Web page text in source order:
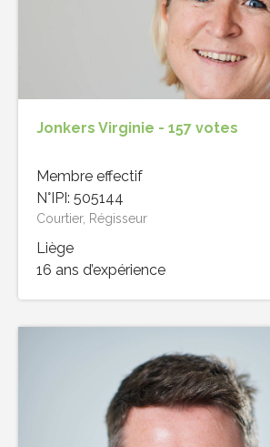
Jonkers Virginie - 157 votes
Membre effectif
N°IPI: 505144
Courtier, Régisseur
Liège
16 ans d’expérience